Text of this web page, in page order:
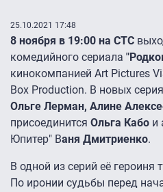
25.10.2021 17:48
8 ноября в 19:00 на СТС
комедийного сериала
кинокомпанией Art Pictures
Box Production. В новых
Ольге Лерман, Алине
присоединится Ольга Кабо и
Юпитер" Ваня Дмитриенко.
В одной из серий её
По иронии судьбы перед